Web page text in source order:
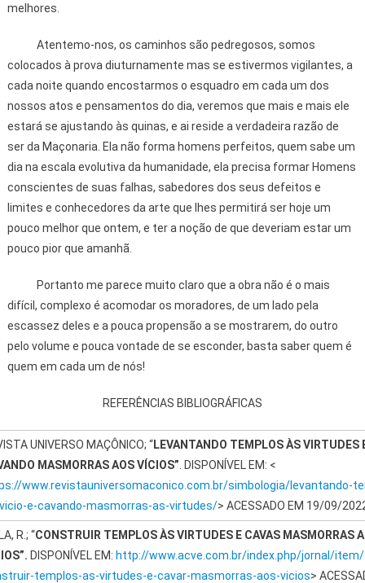
melhores.
Atentemo-nos, os caminhos são pedregosos, somos
colocados à prova diuturnamente mas se estivermos vigilantes, a
cada noite quando encostarmos o esquadro em cada um dos
nossos atos e pensamentos do dia, veremos que mais e mais ele
estará se ajustando às quinas, e ai reside a verdadeira razão de
ser da Maçonaria. Ela não forma homens perfeitos, quem sabe um
dia na escala evolutiva da humanidade, ela precisa formar Homens
conscientes de suas falhas, sabedores dos seus defeitos e
limites e conhecedores da arte que lhes permitirá ser hoje um
pouco melhor que ontem, e ter a noção de que deveriam estar um
pouco pior que amanhã.
Portanto me parece muito claro que a obra não é o mais
difícil, complexo é acomodar os moradores, de um lado pela
escassez deles e a pouca propensão a se mostrarem, do outro
pelo volume e pouca vontade de se esconder, basta saber quem é
quem em cada um de nós!
REFERÊNCIAS BIBLIOGRÁFICAS
UNIVERSO MAÇÔNICO; “LEVANTANDO TEMPLOS ÀS VIRTUDES
MASMORRAS AOS VÍCIOS”. DISPONÍVEL EM: <
www.revistauniversomaconico.com.br/simbologia/levantando-
e-cavando-masmorras-as-virtudes/> ACESSADO EM 19/09/
R.; “CONSTRUIR TEMPLOS ÀS VIRTUDES E CAVAS MASMORRAS
DISPONÍVEL EM: http://www.acve.com.br/index.php/jornal/
templos-as-virtudes-e-cavar-masmorras-aos-vicios>